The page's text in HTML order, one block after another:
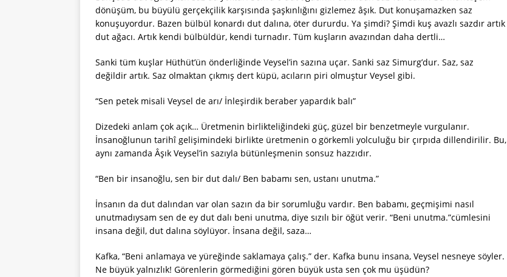
dönüşüm, bu büyülü gerçekçilik karşısında şaşkınlığını gizlemez âşık. Dut konuşamazken saz
konuşuyordur. Bazen bülbül konardı dut dalına, öter dururdu. Ya şimdi? Şimdi kuş avazlı sazdır artık
dut ağacı. Artık kendi bülbüldür, kendi turnadır. Tüm kuşların avazından daha dertli…
Sanki tüm kuşlar Hüthüt’ün önderliğinde Veysel’in sazına uçar. Sanki saz Simurg’dur. Saz, saz
değildir artık. Saz olmaktan çıkmış dert küpü, acıların piri olmuştur Veysel gibi.
“Sen petek misali Veysel de arı/ İnleşirdik beraber yapardık balı”
Dizedeki anlam çok açık… Üretmenin birlikteliğindeki güç, güzel bir benzetmeyle vurgulanır.
İnsanoğlunun tarihî gelişimindeki birlikte üretmenin o görkemli yolculuğu bir çırpıda dillendirilir. Bu,
aynı zamanda Âşık Veysel’in sazıyla bütünleşmenin sonsuz hazzıdır.
“Ben bir insanoğlu, sen bir dut dalı/ Ben babamı sen, ustanı unutma.”
İnsanın da dut dalından var olan sazın da bir sorumluğu vardır. Ben babamı, geçmişimi nasıl
unutmadıysam sen de ey dut dalı beni unutma, diye sızılı bir öğüt verir. “Beni unutma.”cümlesini
insana değil, dut dalına söylüyor. İnsana değil, saza…
Kafka, “Beni anlamaya ve yüreğinde saklamaya çalış.” der. Kafka bunu insana, Veysel nesneye söyler.
Ne büyük yalnızlık! Görenlerin görmediğini gören büyük usta sen çok mu üşüdün?